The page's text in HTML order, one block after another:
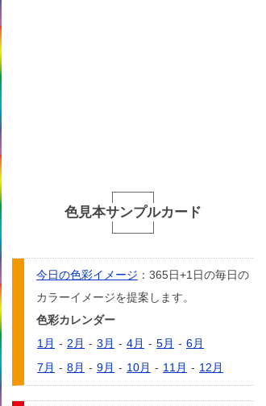
色見本サンプルカード
今日の色彩イメージ ：365日+1日の毎日の
カラーイメージを提案します。
色彩カレンダー
1月 - 2月 - 3月 - 4月 - 5月 - 6月
7月 - 8月 - 9月 - 10月 - 11月 - 12月